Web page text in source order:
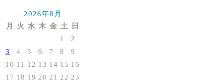
2026年8月
月
火 水 木 金 土
日
1
2
3
4 5 6 7 8
9
10 11 12 13 14 15 16
17 18 19 20 21 22 23